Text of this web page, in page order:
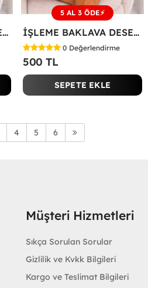
İŞLEME BAKLAVA DESEN TİŞÖRT Beyaz
5 AL 3 ÖDE⚡
İŞLEME BAKLAVA DESEN TİŞÖRT Siyah
0 Değerlendirme
500 TL
SEPETE EKLE
4 5 6
Müşteri Hizmetleri
Sıkça Sorulan Sorular
Gizlilik ve Kvkk Bilgileri
Kargo ve Teslimat Bilgileri